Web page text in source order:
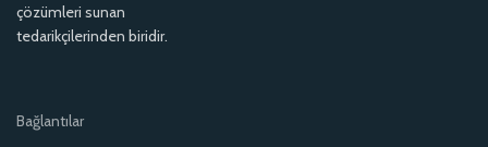
çözümleri sunan
tedarikçilerinden biridir.
Bağlantılar